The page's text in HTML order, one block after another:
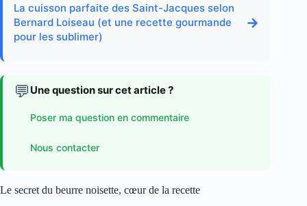
La cuisson parfaite des Saint-Jacques selon
Bernard Loiseau (et une recette gourmande
pour les sublimer)
→
💬 Une question sur cet article ?
Poser ma question en commentaire
Nous contacter
Le secret du beurre noisette, cœur de la recette